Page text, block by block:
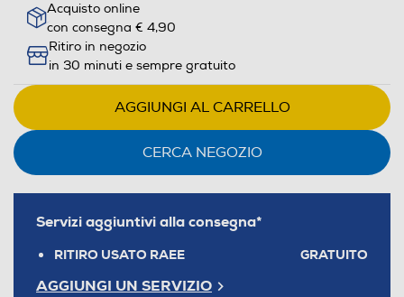
Acquisto online
con consegna € 4,90
Ritiro in negozio
in 30 minuti e sempre gratuito
AGGIUNGI AL CARRELLO
CERCA NEGOZIO
Servizi aggiuntivi alla consegna*
RITIRO USATO RAEE GRATUITO
AGGIUNGI UN SERVIZIO